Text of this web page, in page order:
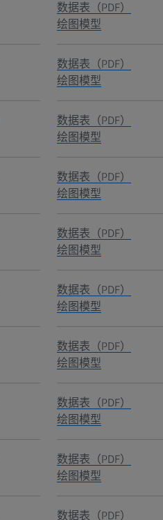
数据表（PDF）
绘图模型
数据表（PDF）
绘图模型
数据表（PDF）
绘图模型
数据表（PDF）
绘图模型
数据表（PDF）
绘图模型
数据表（PDF）
绘图模型
数据表（PDF）
绘图模型
数据表（PDF）
绘图模型
数据表（PDF）
绘图模型
数据表（PDF）